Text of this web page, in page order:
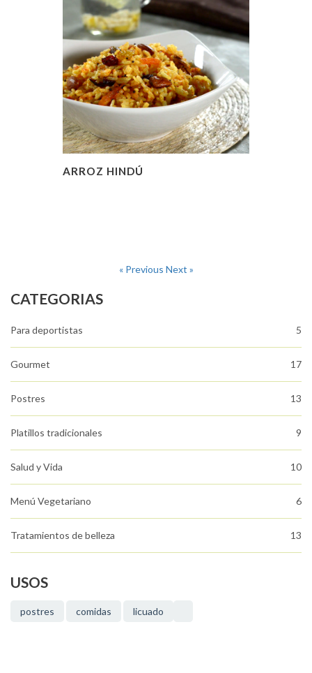
ARROZ HINDÚ
« Previous Next »
CATEGORIAS
Para deportistas 5
Gourmet 17
Postres 13
Platillos tradicionales 9
Salud y Vida 10
Menú Vegetariano 6
Tratamientos de belleza 13
USOS
postres comidas licuado